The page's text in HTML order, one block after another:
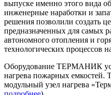
выпуске именно этого вида
инженерные наработки и
решения позволили создать
предназначенных для самых
автономного отопления и
технологических процессов
Оборудование ТЕРМАНИК
нагрева пожарных емкостей.
модульный узел нагрева